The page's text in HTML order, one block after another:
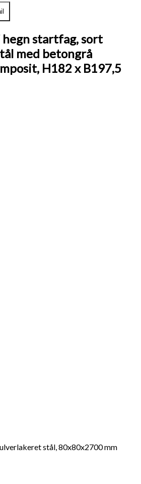
hegn startfag, sort
med betongrå
H182 x B197,5
stål, 80x80x2700 mm